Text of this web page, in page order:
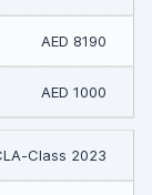
AED 8190
AED 1000
Class 2023